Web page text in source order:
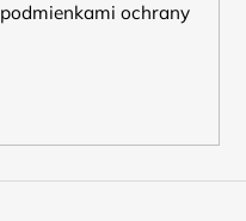
podmienkami ochrany